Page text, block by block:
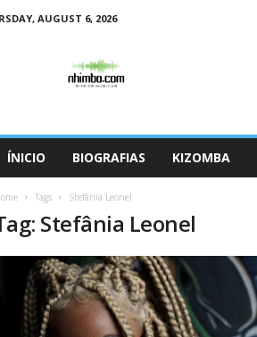
AUGUST 6, 2026
ÍNICIO BIOGRAFIAS KIZOMBA
Tags Stefânia Leonel
Stefânia Leonel